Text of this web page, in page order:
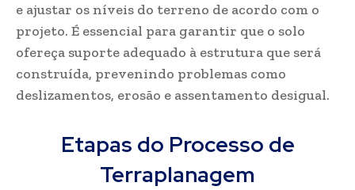
e ajustar os níveis do terreno de acordo com o
projeto. É essencial para garantir que o solo
ofereça suporte adequado à estrutura que será
construída, prevenindo problemas como
deslizamentos, erosão e assentamento desigual.
Etapas do Processo de
Terraplanagem